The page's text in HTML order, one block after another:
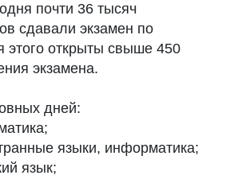
почти 36 тысяч
сдавали экзамен по
этого открыты свыше 450
экзамена.
дней:
языки, информатика;
язык;